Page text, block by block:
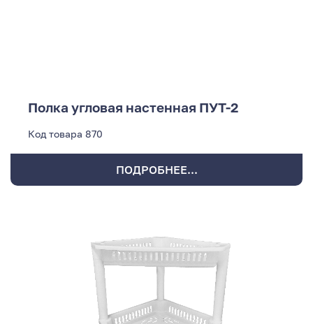
Полка угловая настенная ПУТ-2
Код товара 870
ПОДРОБНЕЕ...